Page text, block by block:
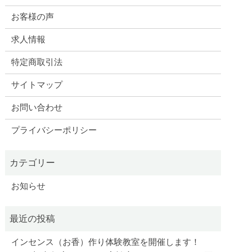
お客様の声
求人情報
特定商取引法
サイトマップ
お問い合わせ
プライバシーポリシー
お知らせ
インセンス（お香）作り体験教室を開催します！